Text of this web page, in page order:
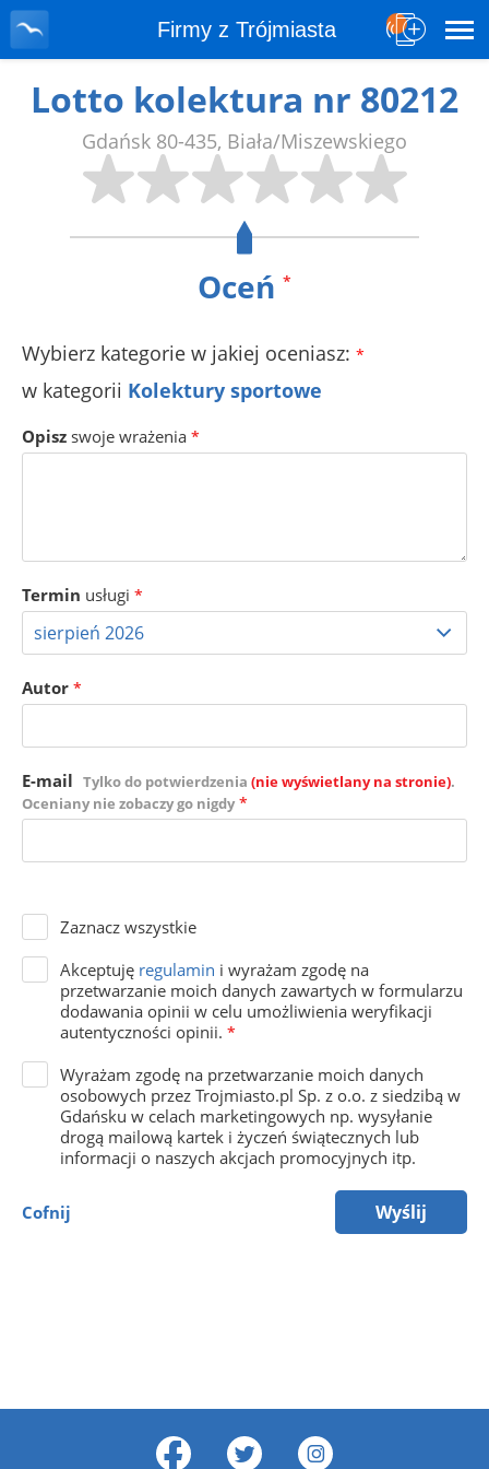
Firmy z Trójmiasta
Lotto kolektura nr 80212
Gdańsk 80-435, Biała/Miszewskiego
Oceń *
Wybierz kategorie w jakiej oceniasz: *
w kategorii Kolektury sportowe
Opisz swoje wrażenia *
Termin usługi *
Autor *
E-mail Tylko do potwierdzenia (nie wyświetlany na stronie).
Oceniany nie zobaczy go nigdy *
Zaznacz wszystkie
Akceptuję regulamin i wyrażam zgodę na
przetwarzanie moich danych zawartych w formularzu
dodawania opinii w celu umożliwienia weryfikacji
autentyczności opinii. *
Wyrażam zgodę na przetwarzanie moich danych
osobowych przez Trojmiasto.pl Sp. z o.o. z siedzibą w
Gdańsku w celach marketingowych np. wysyłanie
drogą mailową kartek i życzeń świątecznych lub
informacji o naszych akcjach promocyjnych itp.
Cofnij Wyślij